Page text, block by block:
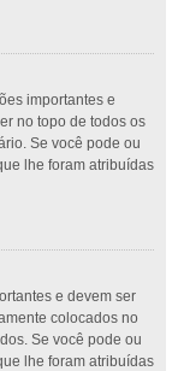
importantes e
no topo de todos os
Se você pode ou
lhe foram atribuídas
e devem ser
colocados no
Se você pode ou
lhe foram atribuídas